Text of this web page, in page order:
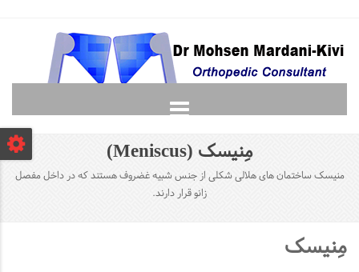
لغت نامه ارتوپدی
پرسش و پاسخ
تماس با ما
مِنیسک (Meniscus)
منیسک ساختمان های هلالی شکلی از جنس شبیه غضروف هستند که در داخل مفصل
زانو قرار دارند.
مِنیسک